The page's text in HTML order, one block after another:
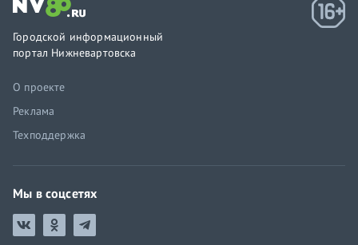
Городской информационный
портал Нижневартовска
О проекте
Реклама
Техподдержка
Мы в соцсетях